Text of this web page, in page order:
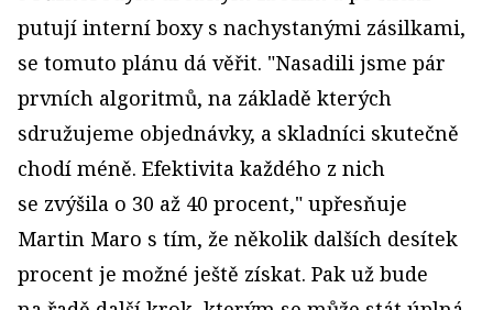
putují interní boxy s nachystanými zásilkami,
se tomuto plánu dá věřit. "Nasadili jsme pár
prvních algoritmů, na základě kterých
sdružujeme objednávky, a skladníci skutečně
chodí méně. Efektivita každého z nich
se zvýšila o 30 až 40 procent," upřesňuje
Martin Maro s tím, že několik dalších desítek
procent je možné ještě získat. Pak už bude